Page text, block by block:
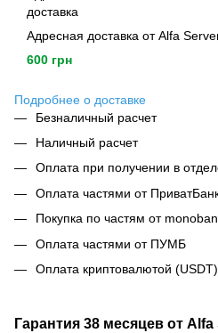
Адресная доставка от Alfa
600 грн
Подробнее о доставке
Безналичный расчет
Наличный расчет
Оплата при получении в
Оплата частями от
Покупка по частям от
Оплата частями от ПУМБ
Оплата криптовалютой (USDT)
Гарантия 38 месяцев от Alfa